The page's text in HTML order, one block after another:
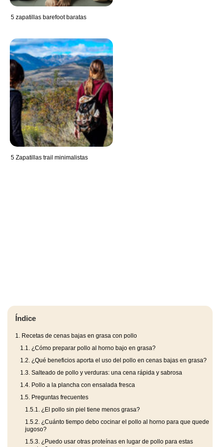
5 zapatillas barefoot baratas
5 Zapatillas trail minimalistas
Índice
1. Recetas de cenas bajas en grasa con pollo
1.1. ¿Cómo preparar pollo al horno bajo en grasa?
1.2. ¿Qué beneficios aporta el uso del pollo en cenas bajas en grasa?
1.3. Salteado de pollo y verduras: una cena rápida y sabrosa
1.4. Pollo a la plancha con ensalada fresca
1.5. Preguntas frecuentes
1.5.1. ¿El pollo sin piel tiene menos grasa?
1.5.2. ¿Cuánto tiempo debo cocinar el pollo al horno para que quede
jugoso?
1.5.3. ¿Puedo usar otras proteínas en lugar de pollo para estas